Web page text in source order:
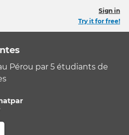
Sign in
Try it for free!
Pérou par 5 étudiants de